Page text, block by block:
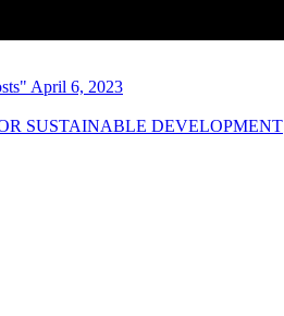
April 6, 2023
SUSTAINABLE DEVELOPMENT